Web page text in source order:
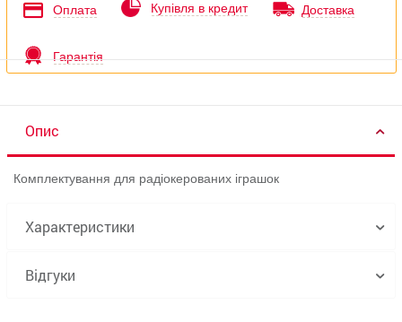
Оплата Купівля в кредит Доставка
Гарантія
Опис
Комплектування для радіокерованих іграшок
Характеристики
Відгуки